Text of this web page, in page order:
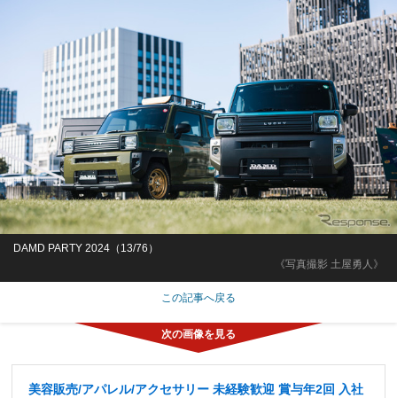
《写真撮影 土屋勇人》
DAMD PARTY 2024（13/76）
この記事へ戻る
美容販売/アパレル/アクセサリー 未経験歓迎 賞与年2回 入社